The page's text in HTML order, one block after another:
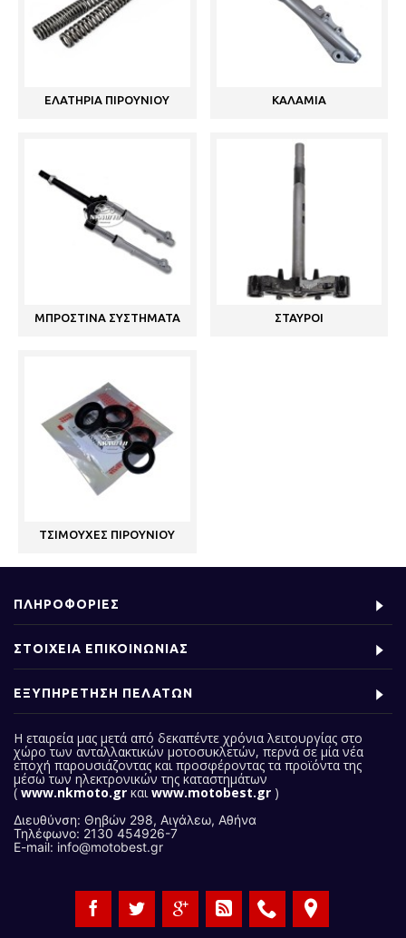
ΕΛΑΤΗΡΙΑ ΠΙΡΟΥΝΙΟΥ ΚΑΛΑΜΙΑ
ΜΠΡΟΣΤΙΝΑ ΣΥΣΤΗΜΑΤΑ ΣΤΑΥΡΟΙ
ΤΣΙΜΟΥΧΕΣ ΠΙΡΟΥΝΙΟΥ
ΠΛΗΡΟΦΟΡΙΕΣ
ΣΤΟΙΧΕΙΑ ΕΠΙΚΟΙΝΩΝΙΑΣ
ΕΞΥΠΗΡΕΤΗΣΗ ΠΕΛΑΤΩΝ
Η εταιρεία μας μετά από δεκαπέντε χρόνια λειτουργίας στο
χώρο των ανταλλακτικών μοτοσυκλετών, περνά σε μία νέα
εποχή παρουσιάζοντας και προσφέροντας τα προϊόντα της
μέσω των ηλεκτρονικών της καταστημάτων
( www.nkmoto.gr και www.motobest.gr )
Διευθύνση: Θηβών 298, Αιγάλεω, Αθήνα
Τηλέφωνο: 2130 454926-7
E-mail: info@motobest.gr